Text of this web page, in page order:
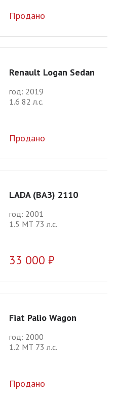
Продано
Renault Logan Sedan
год: 2019
1.6 82 л.с.
Продано
LADA (ВАЗ) 2110
год: 2001
1.5 МТ 73 л.с.
33 000 ₽
Fiat Palio Wagon
год: 2000
1.2 МТ 73 л.с.
Продано